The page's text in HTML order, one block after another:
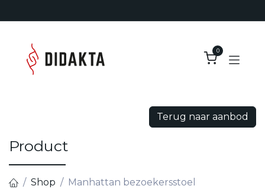
0
Terug naar aanbod
Product
Shop Manhattan bezoekersstoel